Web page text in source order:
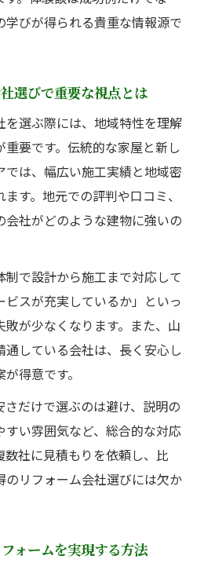
ォームで得られる新たな魅
フォームなら安心
の口コミ評価を徹底比較
たリフォーム選びのコツ
リフォーム業者の実力とは
のリフォーム会社に注目
た賢いリフォーム業者選定
びが得られる貴重な情報源で
選びで重要な視点とは
を選ぶ際には、地域特性を理解
要です。伝統的な家屋と新し
は、幅広い施工実績と地域密
す。地元での評判や口コミ、
社がどのような建物に強いの
で設計から施工まで対応して
スが充実しているか」といっ
が少なくなります。また、山
している会社は、長く安心し
得意です。
だけで選ぶのは避け、説明の
い雰囲気など、総合的な対応
社に見積もりを依頼し、比
リフォーム会社選びには欠か
ォームを実現する方法